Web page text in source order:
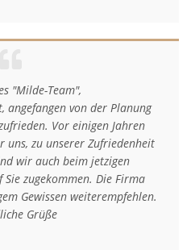
"Milde-Team",
von der Planung
Vor einigen Jahren
uns, zu unserer Zufriedenheit
wir auch beim jetzigen
zugekommen. Die Firma
Gewissen weiterempfehlen.
Grüße